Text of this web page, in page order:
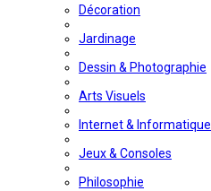
Décoration
Jardinage
Dessin & Photographie
Arts Visuels
Internet & Informatique
Jeux & Consoles
Philosophie